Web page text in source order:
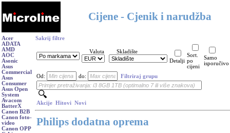
Cijene - Cjenik i narudžba
Acer
ADATA
AMD
AOC
Asonic
Asus
Commercial
Asus
Consumer
Asus Open
System
Avacom
BatterX
Canon B2B
Canon foto-
video
Canon OPP
Sakrij filtre
Valuta
Skladište
Detalji
Sort.
po
cijeni
Samo
isporučivo
Od: do: Filtriraj grupu
Akcije Hitovi Novi
Philips dodatna oprema